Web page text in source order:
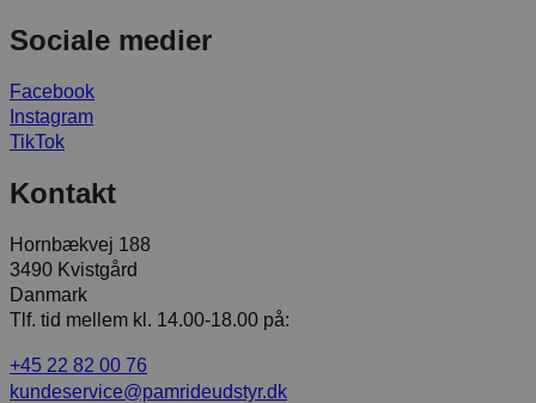
Sociale medier
Facebook
Instagram
TikTok
Kontakt
Hornbækvej 188
3490 Kvistgård
Danmark
Tlf. tid mellem kl. 14.00-18.00 på:
+45 22 82 00 76
kundeservice@pamrideudstyr.dk